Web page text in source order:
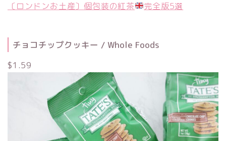
〔ロンドンお土産〕個包装の紅茶
完全版5選
チョコチップクッキー / Whole Foods
$1.59